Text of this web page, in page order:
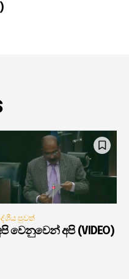
පුවත්
වෙනුවෙන් අපි (VIDEO)